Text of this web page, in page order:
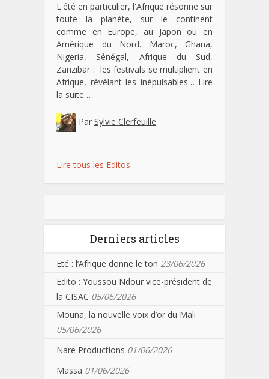
L'été en particulier, l'Afrique résonne sur
toute la planète, sur le continent
comme en Europe, au Japon ou en
Amérique du Nord. Maroc, Ghana,
Nigeria, Sénégal, Afrique du Sud,
Zanzibar : les festivals se multiplient en
Afrique, révélant les inépuisables… Lire
la suite…
Par Sylvie Clerfeuille
Lire tous les Editos
Derniers articles
Eté : l’Afrique donne le ton 23/06/2026
Edito : Youssou Ndour vice-président de
la CISAC 05/06/2026
Mouna, la nouvelle voix d’or du Mali
05/06/2026
Nare Productions 01/06/2026
Massa 01/06/2026